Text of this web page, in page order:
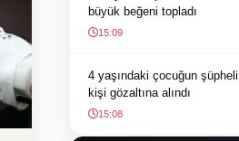
büyük beğeni topladı
15:09
4 yaşındaki çocuğun
kişi gözaltına alındı
15:08